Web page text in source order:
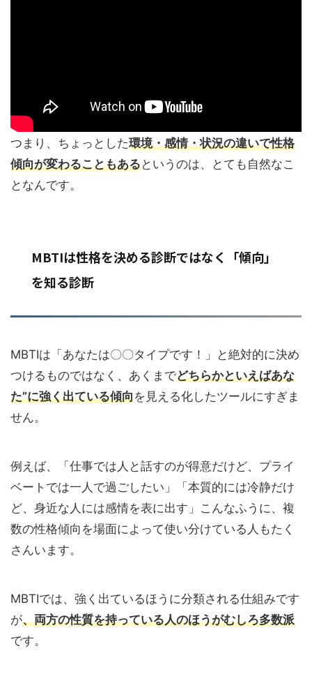
つまり、ちょっとした環境・感情・状況の違いで性格
傾向が変わることもあるというのは、とても自然なこ
となんです。
MBTIは性格を決める診断ではなく「傾向」
を知る診断
MBTIは「あなたは〇〇タイプです！」と絶対的に決め
つけるものではなく、あくまでどちらかといえばあな
た”に強く出ている傾向を見える化したツールにすぎま
せん。
例えば、「仕事では人と話すのが得意だけど、プライ
ベートでは一人で過ごしたい」「本質的には冷静だけ
ど、身近な人には感情を表に出す」こんなふうに、複
数の性格傾向を場面によって使い分けている人もたく
さんいます。
MBTIでは、強く出ているほうに分類される仕組みです
が、両方の性質を持っている人のほうがむしろ多数派
です。